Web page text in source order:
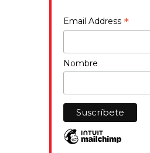
Email Address *
Nombre